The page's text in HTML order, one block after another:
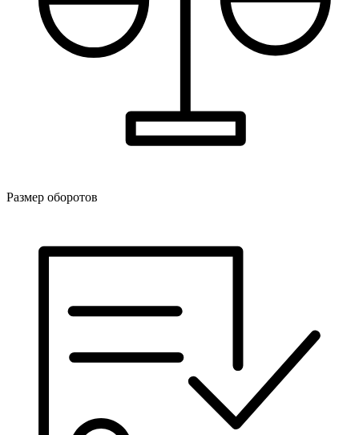
Размер оборотов